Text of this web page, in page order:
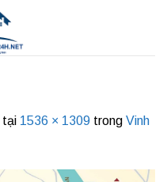
tại 1536 × 1309 trong Vinh